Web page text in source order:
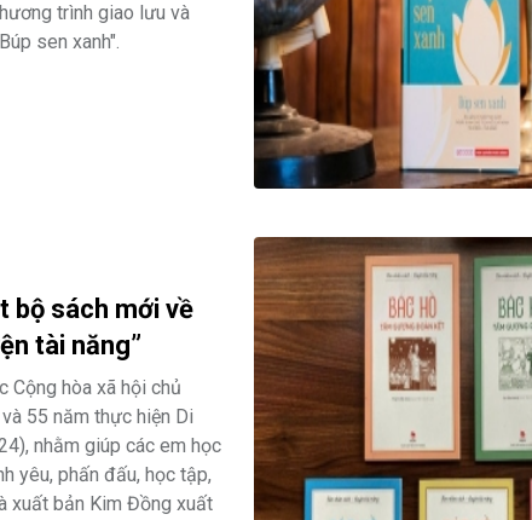
trình giao lưu và
sen xanh".
bộ sách mới về
tài năng”
Cộng hòa xã hội chủ
55 năm thực hiện Di
nhằm giúp các em học
yêu, phấn đấu, học tập,
xuất bản Kim Đồng xuất